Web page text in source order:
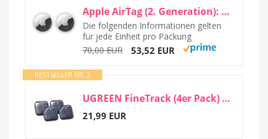
Apple AirTag (2. Generation): Tracker für Schlüsselbund, Portemonnaie und mehr...
Die folgenden Informationen gelten
für jede Einheit pro Packung
70,00 EUR
53,52 EUR
BESTSELLER NR. 3
UGREEN FineTrack (4er Pack) Tracker kompatibel mit Apple Find My (nur iOS)
21,99 EUR